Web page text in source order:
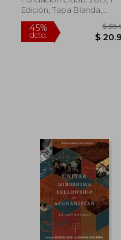
Cidob D'afers
Edición, Tapa Blanda,
Nuevo